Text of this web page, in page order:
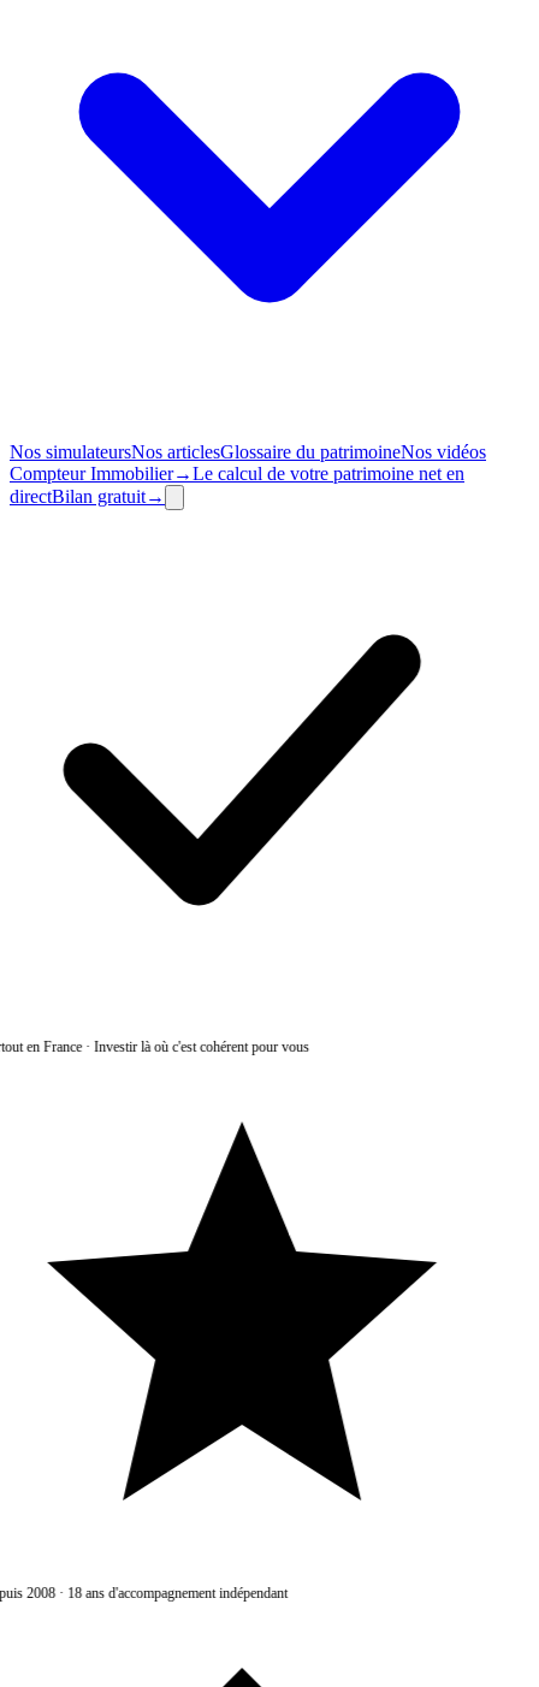
Nos simulateursNos articlesGlossaire du patrimoineNos vidéos
CompteurImmobilier→Le calcul de votre patrimoine net en
directBilan gratuit→
en France· Investir là où c'est cohérent pour vous
2008· 18 ans d'accompagnement indépendant